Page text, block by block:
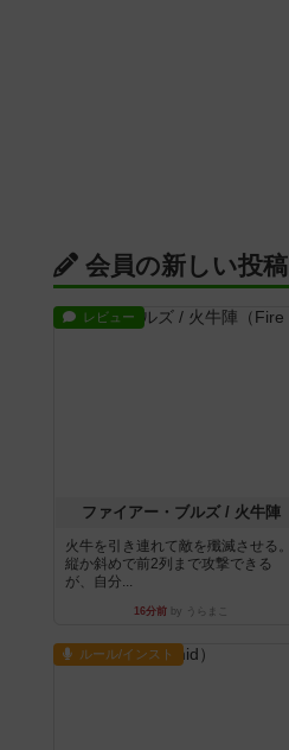
会員の新しい投稿
レビュー
ファイアー・ブルズ / 火牛陣
火牛を引き連れて敵を殲滅させる。
縦か斜めで前2列まで攻撃できる
が、自分...
16分前 by うらまこ
ルール/インスト